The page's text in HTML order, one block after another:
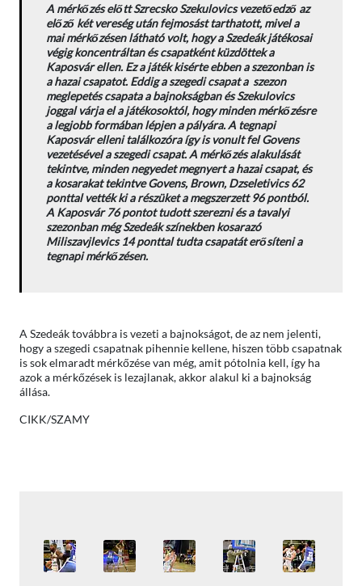
A mérkőzés előtt Szrecsko Szekulovics vezetőedző az
előző két vereség után fejmosást tarthatott, mivel a
mai mérkőzésen látható volt, hogy a Szedeák játékosai
végig koncentráltan és csapatként küzdöttek a
Kaposvár ellen. Ez a játék kisérte ebben a szezonban is
a hazai csapatot. Eddig a szegedi csapat a szezon
meglepetés csapata a bajnokságban és Szekulovics
joggal várja el a játékosoktól, hogy minden mérkőzésre
a legjobb formában lépjen a pályára. A tegnapi
Kaposvár elleni találkozóra így is vonult fel Govens
vezetésével a szegedi csapat. A mérkőzés alakulását
tekintve, minden negyedet megnyert a hazai csapat, és
a kosarakat tekintve Govens, Brown, Dzseletivics 62
ponttal vették ki a részüket a megszerzett 96 pontból.
A Kaposvár 76 pontot tudott szerezni és a tavalyi
szezonban még Szedeák színekben kosarazó
Miliszavjlevics 14 ponttal tudta csapatát erősíteni a
tegnapi mérkőzésen.
A Szedeák továbbra is vezeti a bajnokságot, de az nem jelenti,
hogy a szegedi csapatnak pihennie kellene, hiszen több csapatnak
is sok elmaradt mérkőzése van még, amit pótolnia kell, így ha
azok a mérkőzések is lezajlanak, akkor alakul ki a bajnokság
állása.
CIKK/SZAMY